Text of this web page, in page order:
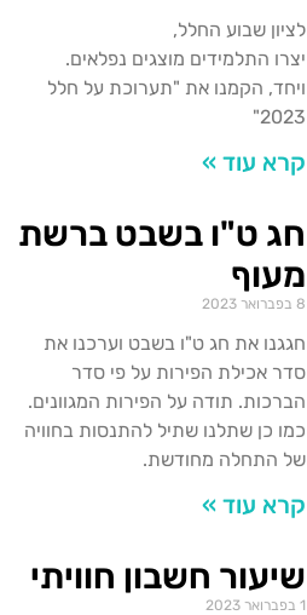
לציון שבוע החלל,
יצרו התלמידים מוצגים נפלאים.
ויחד, הקמנו את "תערוכת על חלל
2023"
קרא עוד »
חג ט"ו בשבט ברשת
מעוף
8 בפברואר 2023
חגגנו את חג ט"ו בשבט וערכנו את
סדר אכילת הפירות על פי סדר
הברכות. תודה על הפירות המגוונים.
כמו כן שתלנו שתיל להתנסות בחוויה
של התחלה מחודשת.
קרא עוד »
שיעור חשבון חוויתי
1 בפברואר 2023